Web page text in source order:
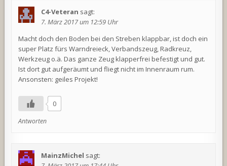
C4-Veteran sagt:
7. März 2017 um 12:59 Uhr
Macht doch den Boden bei den Streben klappbar, ist doch ein
super Platz fürs Warndreieck, Verbandszeug, Radkreuz,
Werkzeug o.ä. Das ganze Zeug klapperfrei befestigt und gut.
Ist dort gut aufgeräumt und fliegt nicht im Innenraum rum.
Ansonsten: geiles Projekt!
0
Antworten
MainzMichel sagt: